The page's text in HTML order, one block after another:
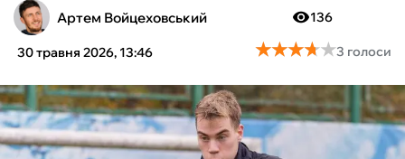
ТЕНІС
КІБЕРСПОРТ
ЧС-2026
Артем Войцеховський
30 травня 2026, 13:46
136
★★★★★
★★★★★3 голоси